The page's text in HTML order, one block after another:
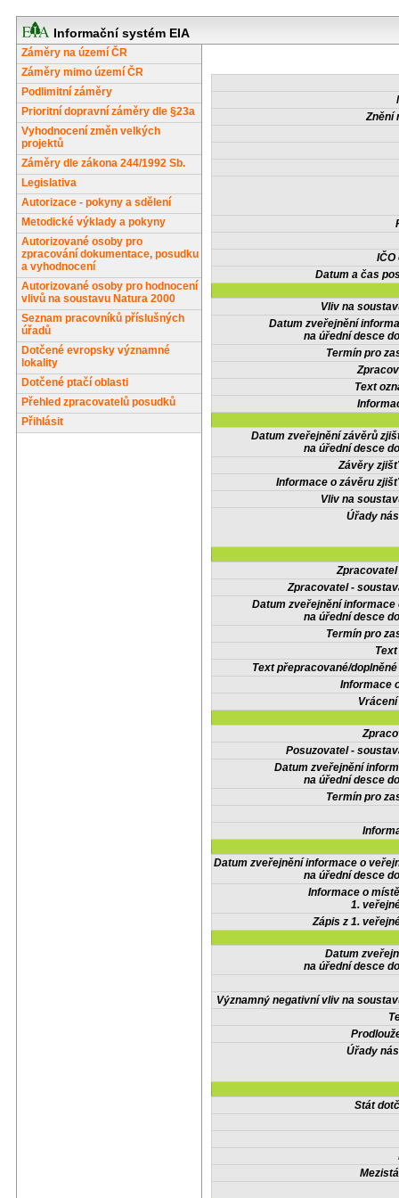
Informační systém EIA
Záměry na území ČR
Záměry mimo území ČR
Podlimitní záměry
Prioritní dopravní záměry dle §23a
Vyhodnocení změn velkých
projektů
Záměry dle zákona 244/1992 Sb.
Legislativa
Autorizace - pokyny a sdělení
Metodické výklady a pokyny
Autorizované osoby pro
zpracování dokumentace, posudku
a vyhodnocení
Autorizované osoby pro hodnocení
vlivů na soustavu Natura 2000
Seznam pracovníků příslušných
úřadů
Dotčené evropsky významné
lokality
Dotčené ptačí oblasti
Přehled zpracovatelů posudků
Přihlásit
Znění
IČO
Datum a čas
Vliv na
Datum zveřejnění
na úřední desce
Termín pro
Text
Datum zveřejnění závěrů
na úřední desce
Závěry
Informace o závěru
Vliv na
Úřady
Zpracovatel -
Datum zveřejnění informace
na úřední desce
Termín pro
Text přepracované/
Informace
Posuzovatel -
Datum zveřejnění
na úřední desce
Termín pro
Datum zveřejnění informace o
na úřední desce
Informace o
1.
Zápis z 1.
Datum
na úřední desce
Významný negativní vliv na
Úřady
Stát